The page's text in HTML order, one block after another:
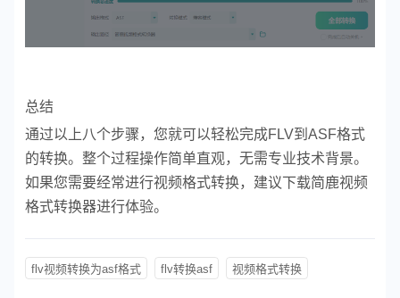
总结
通过以上八个步骤，您就可以轻松完成FLV到ASF格式
的转换。整个过程操作简单直观，无需专业技术背景。
如果您需要经常进行视频格式转换，建议下载简鹿视频
格式转换器进行体验。
flv视频转换为asf格式 flv转换asf 视频格式转换